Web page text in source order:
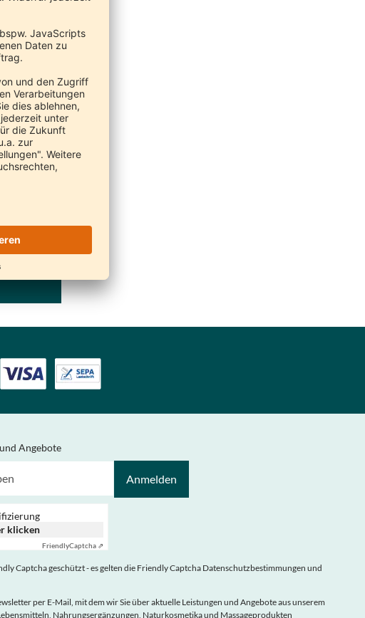
zur
Daten
Mail
Angebote
Anmelden
klicken
FriendlyCaptcha ⇗
Captcha geschützt - es gelten dieFriendly Captcha Datenschutzbestimmungen und
per E-Mail, mit dem wir Sie über aktuelle Leistungen und Angebote aus unserem
Nahrungsergänzungen, Naturkosmetika und Massageprodukten